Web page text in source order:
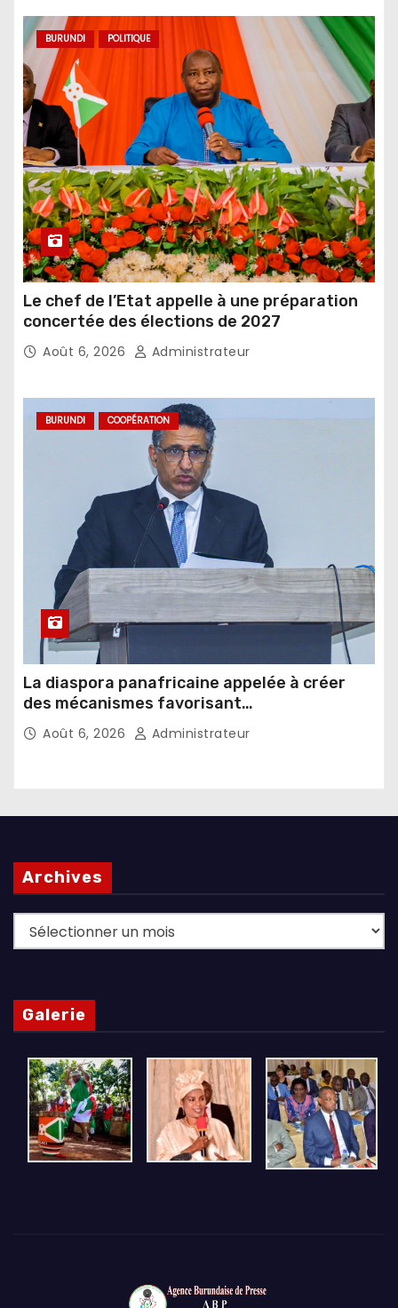
BURUNDI POLITIQUE
Le chef de l’Etat appelle à une préparation
concertée des élections de 2027
Août 6, 2026 Administrateur
BURUNDI COOPÉRATION
La diaspora panafricaine appelée à créer
des mécanismes favorisant
l’investissement dans les pays d’origine
Août 6, 2026 Administrateur
Archives
Archives
Galerie